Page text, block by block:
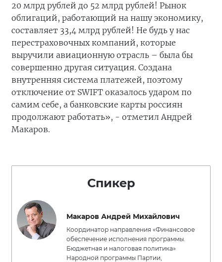
20 млрд рублей до 52 млрд рублей! Рынок
облигаций, работающий на нашу экономику,
составляет 33,4 млрд рублей! Не будь у нас
перестраховочных компаний, которые
выручили авиационную отрасль – была бы
совершенно другая ситуация. Создана
внутренняя система платежей, поэтому
отключение от SWIFT оказалось ударом по
самим себе, а банковские карты россиян
продолжают работать», - отметил Андрей
Макаров.
Спикер
Макаров Андрей Михайлович
Координатор направления «Финансовое
обеспечение исполнения программы.
Бюджетная и налоговая политика»
Народной программы Партии,